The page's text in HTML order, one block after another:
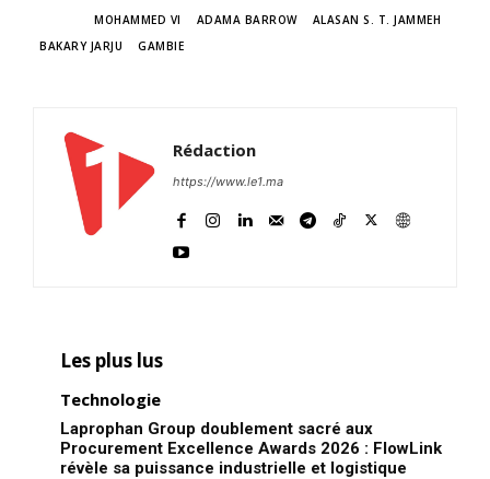
MOHAMMED VI ADAMA BARROW
ALASAN S. T. JAMMEH
BAKARY JARJU
GAMBIE
Rédaction
https://www.le1.ma
Les plus lus
Technologie
Laprophan Group doublement sacré aux
Procurement Excellence Awards 2026 : FlowLink
révèle sa puissance industrielle et logistique